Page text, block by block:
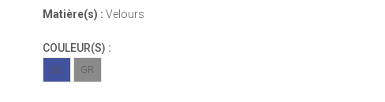
Matière(s) : Velours
COULEUR(S) :
BL GR